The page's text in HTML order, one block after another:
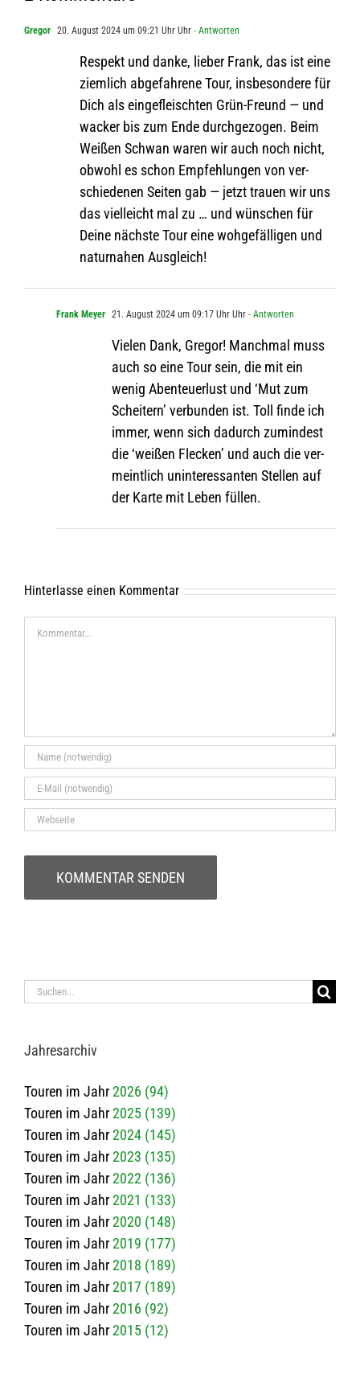
Gregor 20. August 2024 um 09:21 Uhr Uhr - Antworten
Respekt und danke, lie­ber Frank, das ist eine
ziem­lich abge­fah­rene Tour, ins­be­son­dere für
Dich als ein­ge­fleisch­ten Grün-Freund — und
wacker bis zum Ende durch­ge­zo­gen. Beim
Wei­ßen Schwan waren wir auch noch nicht,
obwohl es schon Emp­feh­lun­gen von ver­
schie­de­nen Sei­ten gab — jetzt trauen wir uns
das viel­leicht mal zu … und wün­schen für
Deine nächste Tour eine woh­ge­fäl­li­gen und
natur­na­hen Ausgleich!
Frank Meyer 21. August 2024 um 09:17 Uhr Uhr - Antworten
Vie­len Dank, Gre­gor! Manch­mal muss
auch so eine Tour sein, die mit ein
wenig Aben­teu­er­lust und ‘Mut zum
Schei­tern’ ver­bun­den ist. Toll finde ich
immer, wenn sich dadurch zumin­dest
die ‘wei­ßen Fle­cken’ und auch die ver­
meint­lich unin­ter­es­san­ten Stel­len auf
der Karte mit Leben füllen.
Hinterlasse einen Kommentar
Kommentar
Suche
Jah­res­ar­chiv
Touren im Jahr2026 (94)
Touren im Jahr2025 (139)
Touren im Jahr2024 (145)
Touren im Jahr2023 (135)
Touren im Jahr2022 (136)
Touren im Jahr2021 (133)
Touren im Jahr2020 (148)
Touren im Jahr2019 (177)
Touren im Jahr2018 (189)
Touren im Jahr2017 (189)
Touren im Jahr2016 (92)
Touren im Jahr2015 (12)